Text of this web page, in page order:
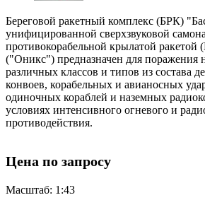
Береговой ракетный комплекс (БРК)
унифицированной сверхзвуковой
противокорабельной крылатой
("Оникс") предназначен для поражения
различных классов и типов из состава
конвоев, корабельных и авианосных
одиночных кораблей и наземных
условиях интенсивного огневого и
противодействия.
Цена по запросу
Масштаб: 1:43